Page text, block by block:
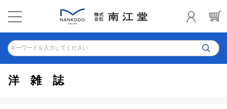
キーワードを入力してください
洋雑誌